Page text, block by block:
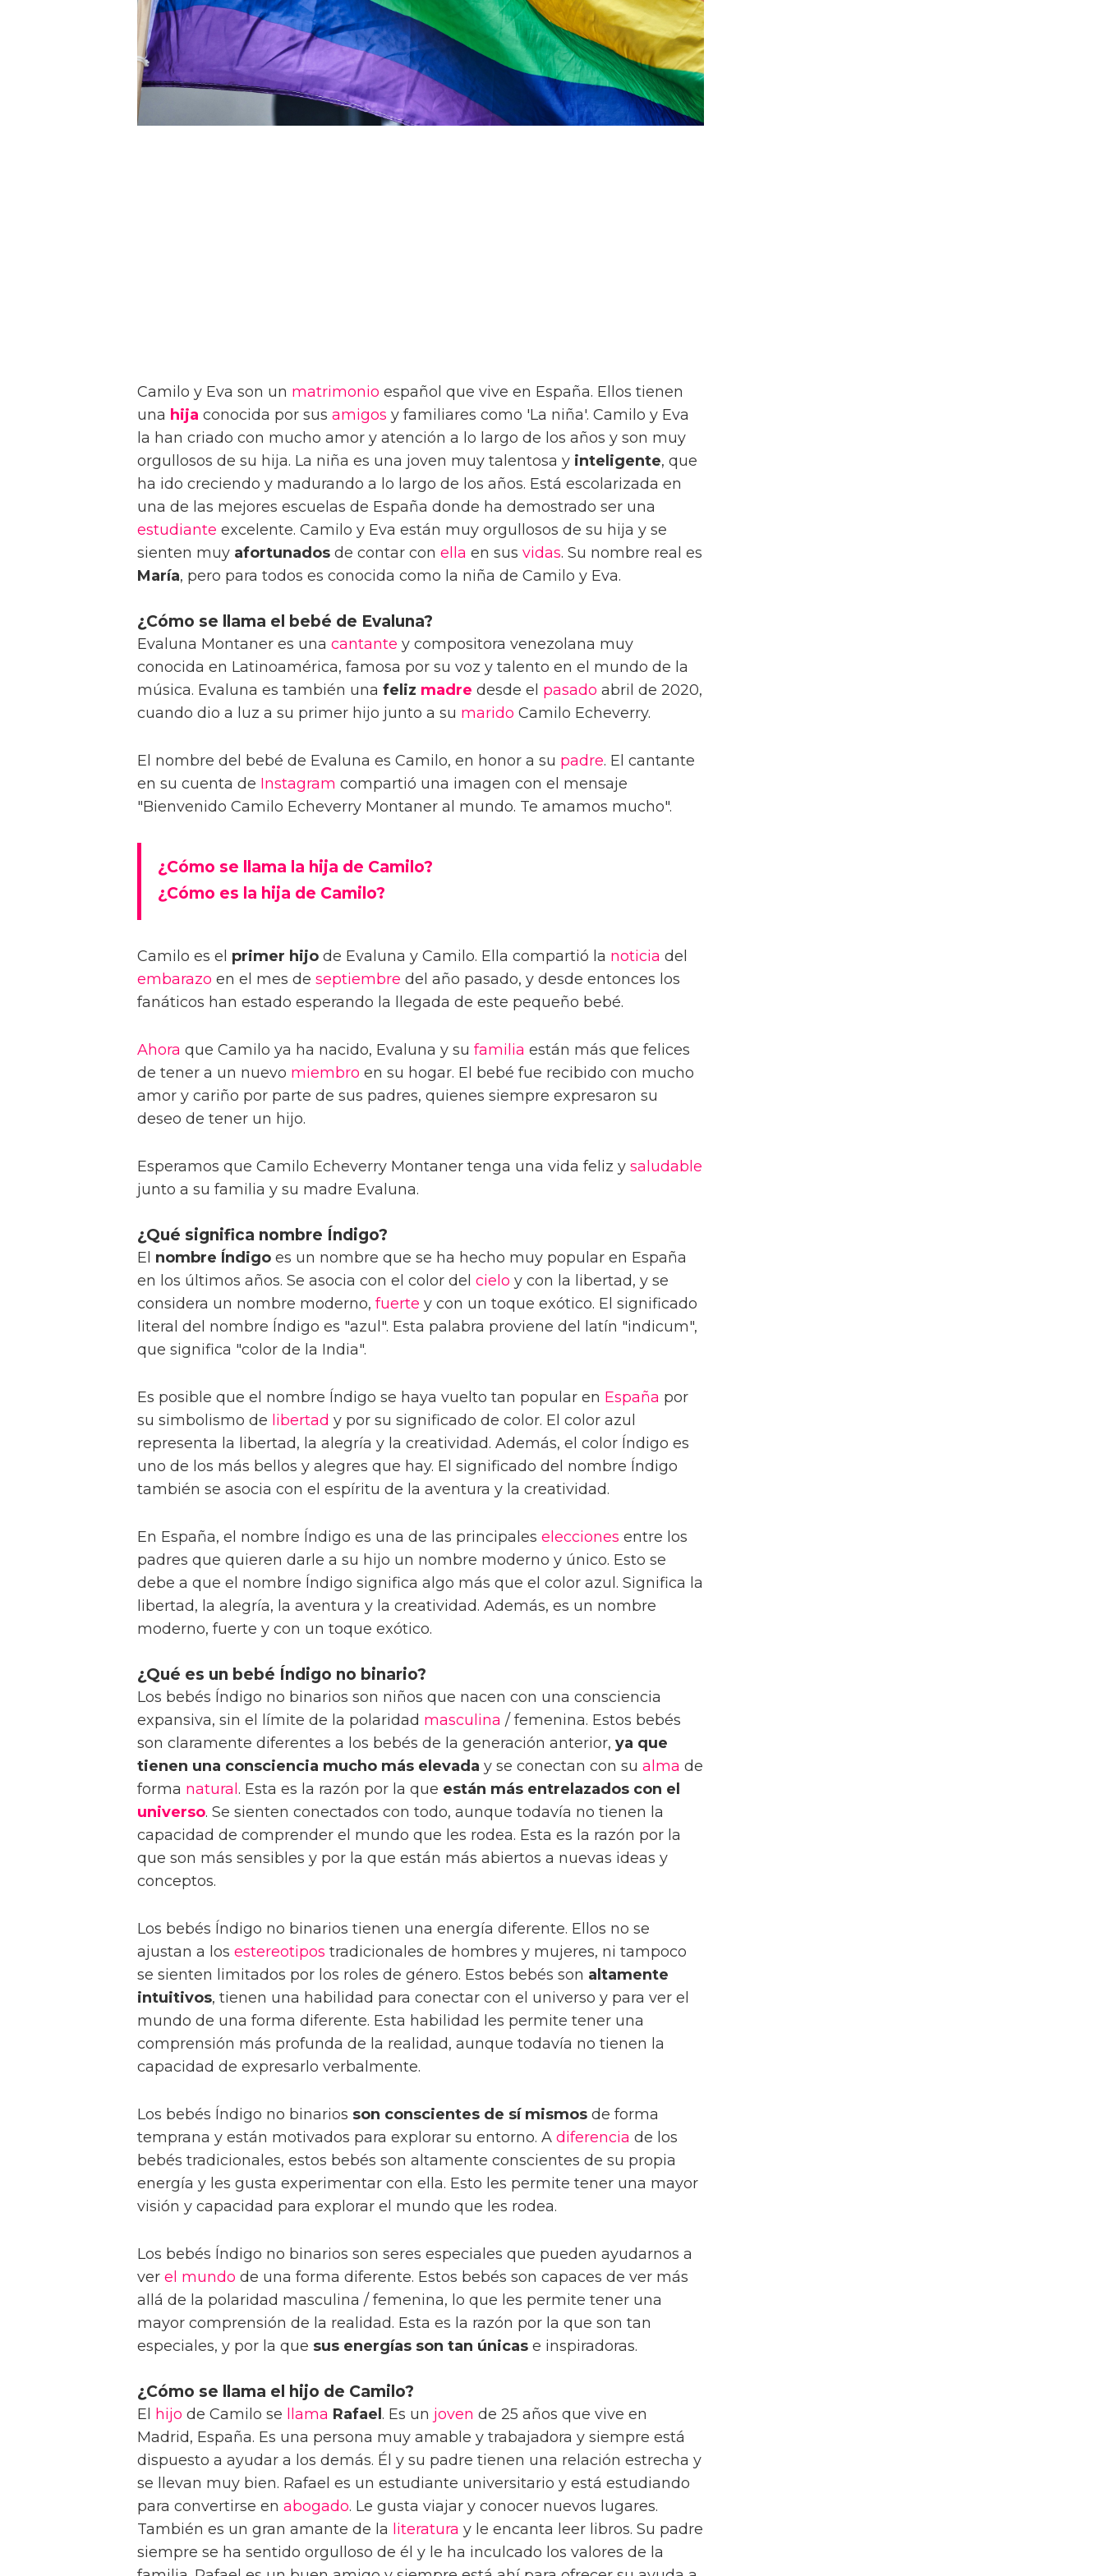
Camilo y Eva son un matrimonio español que vive en España. Ellos tienen
una hija conocida por sus amigos y familiares como 'La niña'. Camilo y Eva
la han criado con mucho amor y atención a lo largo de los años y son muy
orgullosos de su hija. La niña es una joven muy talentosa y inteligente, que
ha ido creciendo y madurando a lo largo de los años. Está escolarizada en
una de las mejores escuelas de España donde ha demostrado ser una
estudiante excelente. Camilo y Eva están muy orgullosos de su hija y se
sienten muy afortunados de contar con ella en sus vidas. Su nombre real es
María, pero para todos es conocida como la niña de Camilo y Eva.
¿Cómo se llama el bebé de Evaluna?
Evaluna Montaner es una cantante y compositora venezolana muy
conocida en Latinoamérica, famosa por su voz y talento en el mundo de la
música. Evaluna es también una feliz madre desde el pasado abril de 2020,
cuando dio a luz a su primer hijo junto a su marido Camilo Echeverry.
El nombre del bebé de Evaluna es Camilo, en honor a su padre. El cantante
en su cuenta de Instagram compartió una imagen con el mensaje
"Bienvenido Camilo Echeverry Montaner al mundo. Te amamos mucho".
¿Cómo se llama la hija de Camilo?
¿Cómo es la hija de Camilo?
Camilo es el primer hijo de Evaluna y Camilo. Ella compartió la noticia del
embarazo en el mes de septiembre del año pasado, y desde entonces los
fanáticos han estado esperando la llegada de este pequeño bebé.
Ahora que Camilo ya ha nacido, Evaluna y su familia están más que felices
de tener a un nuevo miembro en su hogar. El bebé fue recibido con mucho
amor y cariño por parte de sus padres, quienes siempre expresaron su
deseo de tener un hijo.
Esperamos que Camilo Echeverry Montaner tenga una vida feliz y saludable
junto a su familia y su madre Evaluna.
¿Qué significa nombre Índigo?
El nombre Índigo es un nombre que se ha hecho muy popular en España
en los últimos años. Se asocia con el color del cielo y con la libertad, y se
considera un nombre moderno, fuerte y con un toque exótico. El significado
literal del nombre Índigo es "azul". Esta palabra proviene del latín "indicum",
que significa "color de la India".
Es posible que el nombre Índigo se haya vuelto tan popular en España por
su simbolismo de libertad y por su significado de color. El color azul
representa la libertad, la alegría y la creatividad. Además, el color Índigo es
uno de los más bellos y alegres que hay. El significado del nombre Índigo
también se asocia con el espíritu de la aventura y la creatividad.
En España, el nombre Índigo es una de las principales elecciones entre los
padres que quieren darle a su hijo un nombre moderno y único. Esto se
debe a que el nombre Índigo significa algo más que el color azul. Significa la
libertad, la alegría, la aventura y la creatividad. Además, es un nombre
moderno, fuerte y con un toque exótico.
¿Qué es un bebé Índigo no binario?
Los bebés Índigo no binarios son niños que nacen con una consciencia
expansiva, sin el límite de la polaridad masculina / femenina. Estos bebés
son claramente diferentes a los bebés de la generación anterior, ya que
tienen una consciencia mucho más elevada y se conectan con su alma de
forma natural . Esta es la razón por la que están más entrelazados con el
universo. Se sienten conectados con todo, aunque todavía no tienen la
capacidad de comprender el mundo que les rodea. Esta es la razón por la
que son más sensibles y por la que están más abiertos a nuevas ideas y
conceptos.
Los bebés Índigo no binarios tienen una energía diferente. Ellos no se
ajustan a los estereotipos tradicionales de hombres y mujeres, ni tampoco
se sienten limitados por los roles de género. Estos bebés son altamente
intuitivos, tienen una habilidad para conectar con el universo y para ver el
mundo de una forma diferente. Esta habilidad les permite tener una
comprensión más profunda de la realidad, aunque todavía no tienen la
capacidad de expresarlo verbalmente.
Los bebés Índigo no binarios son conscientes de sí mismos de forma
temprana y están motivados para explorar su entorno. A diferencia de los
bebés tradicionales, estos bebés son altamente conscientes de su propia
energía y les gusta experimentar con ella. Esto les permite tener una mayor
visión y capacidad para explorar el mundo que les rodea.
Los bebés Índigo no binarios son seres especiales que pueden ayudarnos a
ver el mundo de una forma diferente. Estos bebés son capaces de ver más
allá de la polaridad masculina / femenina, lo que les permite tener una
mayor comprensión de la realidad. Esta es la razón por la que son tan
especiales, y por la que sus energías son tan únicas e inspiradoras.
¿Cómo se llama el hijo de Camilo?
El hijo de Camilo se llama Rafael . Es un joven de 25 años que vive en
Madrid, España. Es una persona muy amable y trabajadora y siempre está
dispuesto a ayudar a los demás. Él y su padre tienen una relación estrecha y
se llevan muy bien. Rafael es un estudiante universitario y está estudiando
para convertirse en abogado. Le gusta viajar y conocer nuevos lugares.
También es un gran amante de la literatura y le encanta leer libros. Su padre
siempre se ha sentido orgulloso de él y le ha inculcado los valores de la